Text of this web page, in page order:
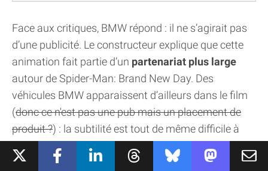
Face aux critiques, BMW répond : il ne s’agirait pas
d’une publicité. Le constructeur explique que cette
animation fait partie d’un partenariat plus large
autour de Spider-Man: Brand New Day. Des
véhicules BMW apparaissent d’ailleurs dans le film
(donc ce n'est pas une pub mais un placement de
produit ?) : la subtilité est tout de même difficile à
appréhender.